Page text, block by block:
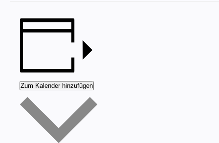
Zum Kalender hinzufügen